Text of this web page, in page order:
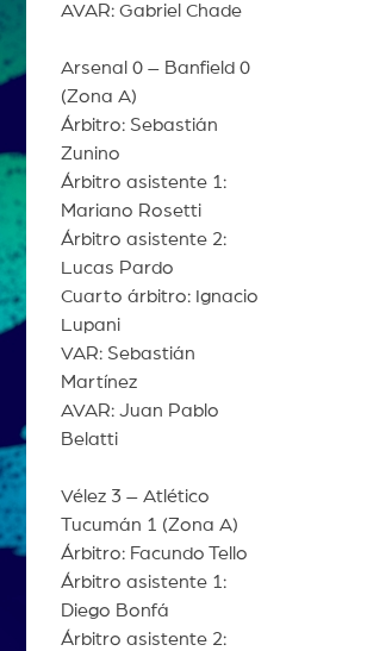
AVAR: Gabriel Chade
Arsenal 0 – Banfield 0
(Zona A)
Árbitro: Sebastián
Zunino
Árbitro asistente 1:
Mariano Rosetti
Árbitro asistente 2:
Lucas Pardo
Cuarto árbitro: Ignacio
Lupani
VAR: Sebastián
Martínez
AVAR: Juan Pablo
Belatti
Vélez 3 – Atlético
Tucumán 1 (Zona A)
Árbitro: Facundo Tello
Árbitro asistente 1:
Diego Bonfá
Árbitro asistente 2: